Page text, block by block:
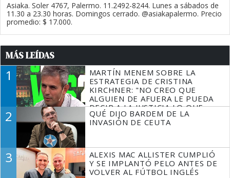
Asiaka. Soler 4767, Palermo. 11.2492-8244. Lunes a sábados de
11.30 a 23.30 horas. Domingos cerrado. @asiakapalermo. Precio
promedio: $ 17.000.
MÁS LEÍDAS
1
MARTÍN MENEM SOBRE LA
ESTRATEGIA DE CRISTINA
KIRCHNER: "NO CREO QUE
ALGUIEN DE AFUERA LE PUEDA
DECIR A LA JUSTICIA LO QUE
TIENE QUE HACER"
2
QUÉ DIJO BARDEM DE LA
INVASIÓN DE CEUTA
3
ALEXIS MAC ALLISTER CUMPLIÓ
Y SE IMPLANTÓ PELO ANTES DE
VOLVER AL FÚTBOL INGLÉS